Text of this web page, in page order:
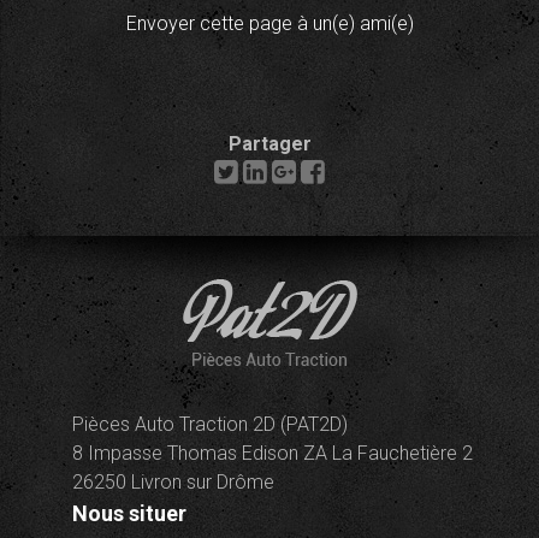
Envoyer cette page à un(e) ami(e)
Partager
Pièces Auto Traction 2D (PAT2D)
8 Impasse Thomas Edison ZA La Fauchetière 2
26250 Livron sur Drôme
Nous situer